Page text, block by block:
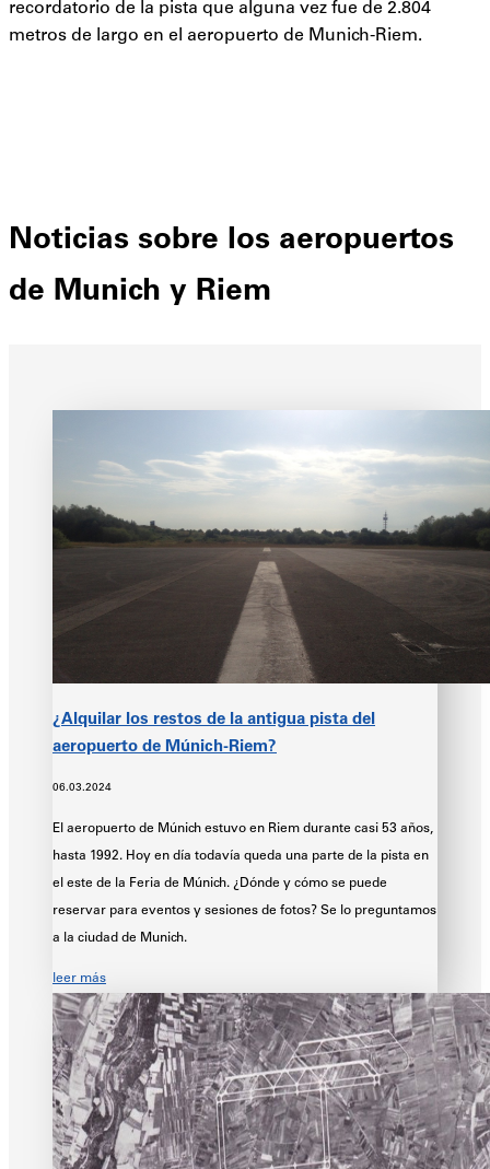
recordatorio de la pista que alguna vez fue de 2.804
metros de largo en el aeropuerto de Munich-Riem.
Noticias sobre los aeropuertos
de Munich y Riem
¿Alquilar los restos de la antigua pista del
aeropuerto de Múnich-Riem?
06.03.2024
El aeropuerto de Múnich estuvo en Riem durante casi 53 años,
hasta 1992. Hoy en día todavía queda una parte de la pista en
el este de la Feria de Múnich. ¿Dónde y cómo se puede
reservar para eventos y sesiones de fotos? Se lo preguntamos
a la ciudad de Munich.
leer más